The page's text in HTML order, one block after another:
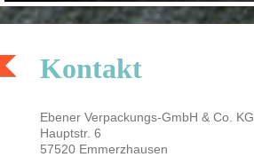
Kontakt
Ebener Verpackungs-GmbH & Co. KG
Hauptstr. 6
57520 Emmerzhausen